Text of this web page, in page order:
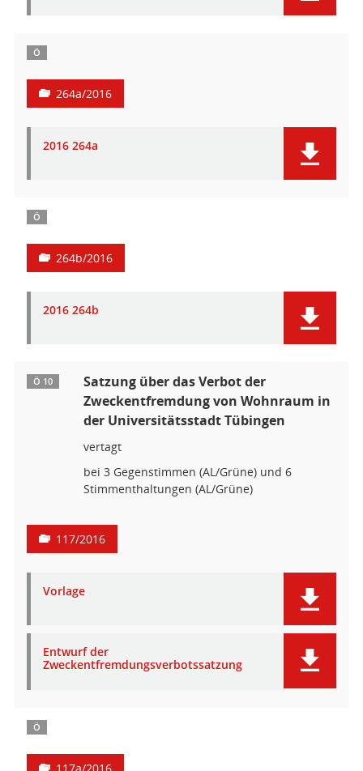
Ö
264a/2016
2016 264a
Ö
264b/2016
2016 264b
Ö 10
Satzung über das Verbot der
Zweckentfremdung von Wohnraum in
der Universitätsstadt Tübingen
vertagt
bei 3 Gegenstimmen (AL/Grüne) und 6
Stimmenthaltungen (AL/Grüne)
117/2016
Vorlage
Entwurf der
Zweckentfremdungsverbotssatzung
Ö